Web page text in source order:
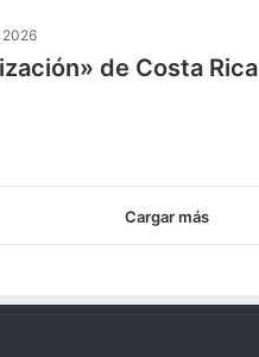
2026
de Costa Rica
Cargar más